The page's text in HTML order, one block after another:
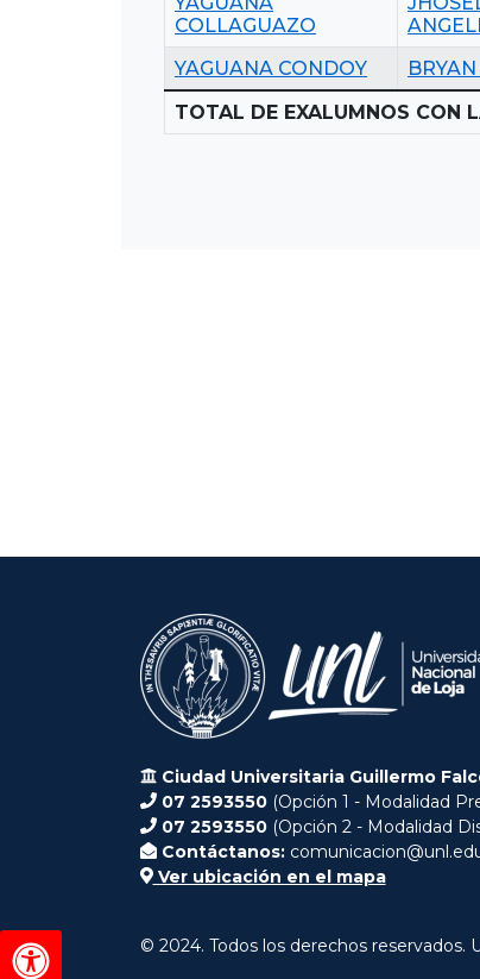
COLLAGUAZO
YAGUANA CONDOY
TOTAL DE EXALUMNOS CON
Ciudad Universitaria Guillermo
07 2593550 (Opción 1 - Modalidad
07 2593550 (Opción 2 - Modalidad
Contáctanos:
Ver ubicación en el mapa
© 2024. Todos los derechos reservados.